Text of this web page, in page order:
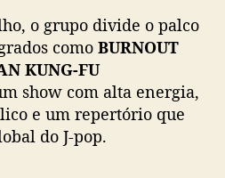
o grupo divide o palco
como BURNOUT
KUNG-FU
show com alta energia,
e um repertório que
do J-pop.